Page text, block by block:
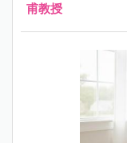
甫教授